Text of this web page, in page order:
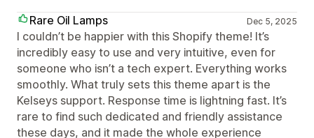
Rare Oil Lamps
Dec 5, 2025
I couldn’t be happier with this Shopify theme! It’s
incredibly easy to use and very intuitive, even for
someone who isn’t a tech expert. Everything works
smoothly. What truly sets this theme apart is the
Kelseys support. Response time is lightning fast. It’s
rare to find such dedicated and friendly assistance
these days, and it made the whole experience